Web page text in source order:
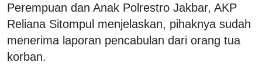
Perempuan dan Anak Polrestro Jakbar, AKP
Reliana Sitompul menjelaskan, pihaknya sudah
menerima laporan pencabulan dari orang tua
korban.